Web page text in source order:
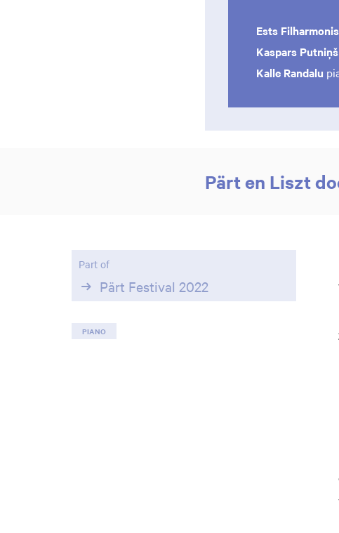
Ests
Kaspars Putniņš
Kalle Randalu
Pärt en Liszt
Part of
Pärt Festival 2022
PIANO